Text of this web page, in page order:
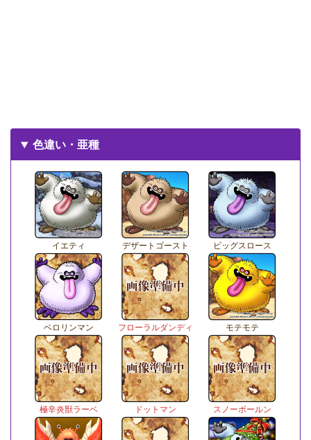
色違い・亜種
イエティ デザートゴースト ビッグスロース
ベロリンマン フローラルダンディ モテモテ
極辛炎獣ラーベ ドットマン スノーボールン